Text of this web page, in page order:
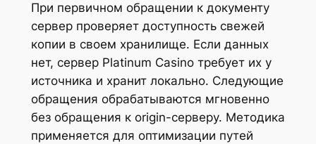
При первичном обращении к документу
сервер проверяет доступность свежей
копии в своем хранилище. Если данных
нет, сервер Platinum Casino требует их у
источника и хранит локально. Следующие
обращения обрабатываются мгновенно
без обращения к origin-серверу. Методика
применяется для оптимизации путей